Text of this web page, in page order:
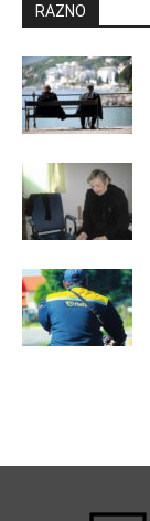
RAZNO